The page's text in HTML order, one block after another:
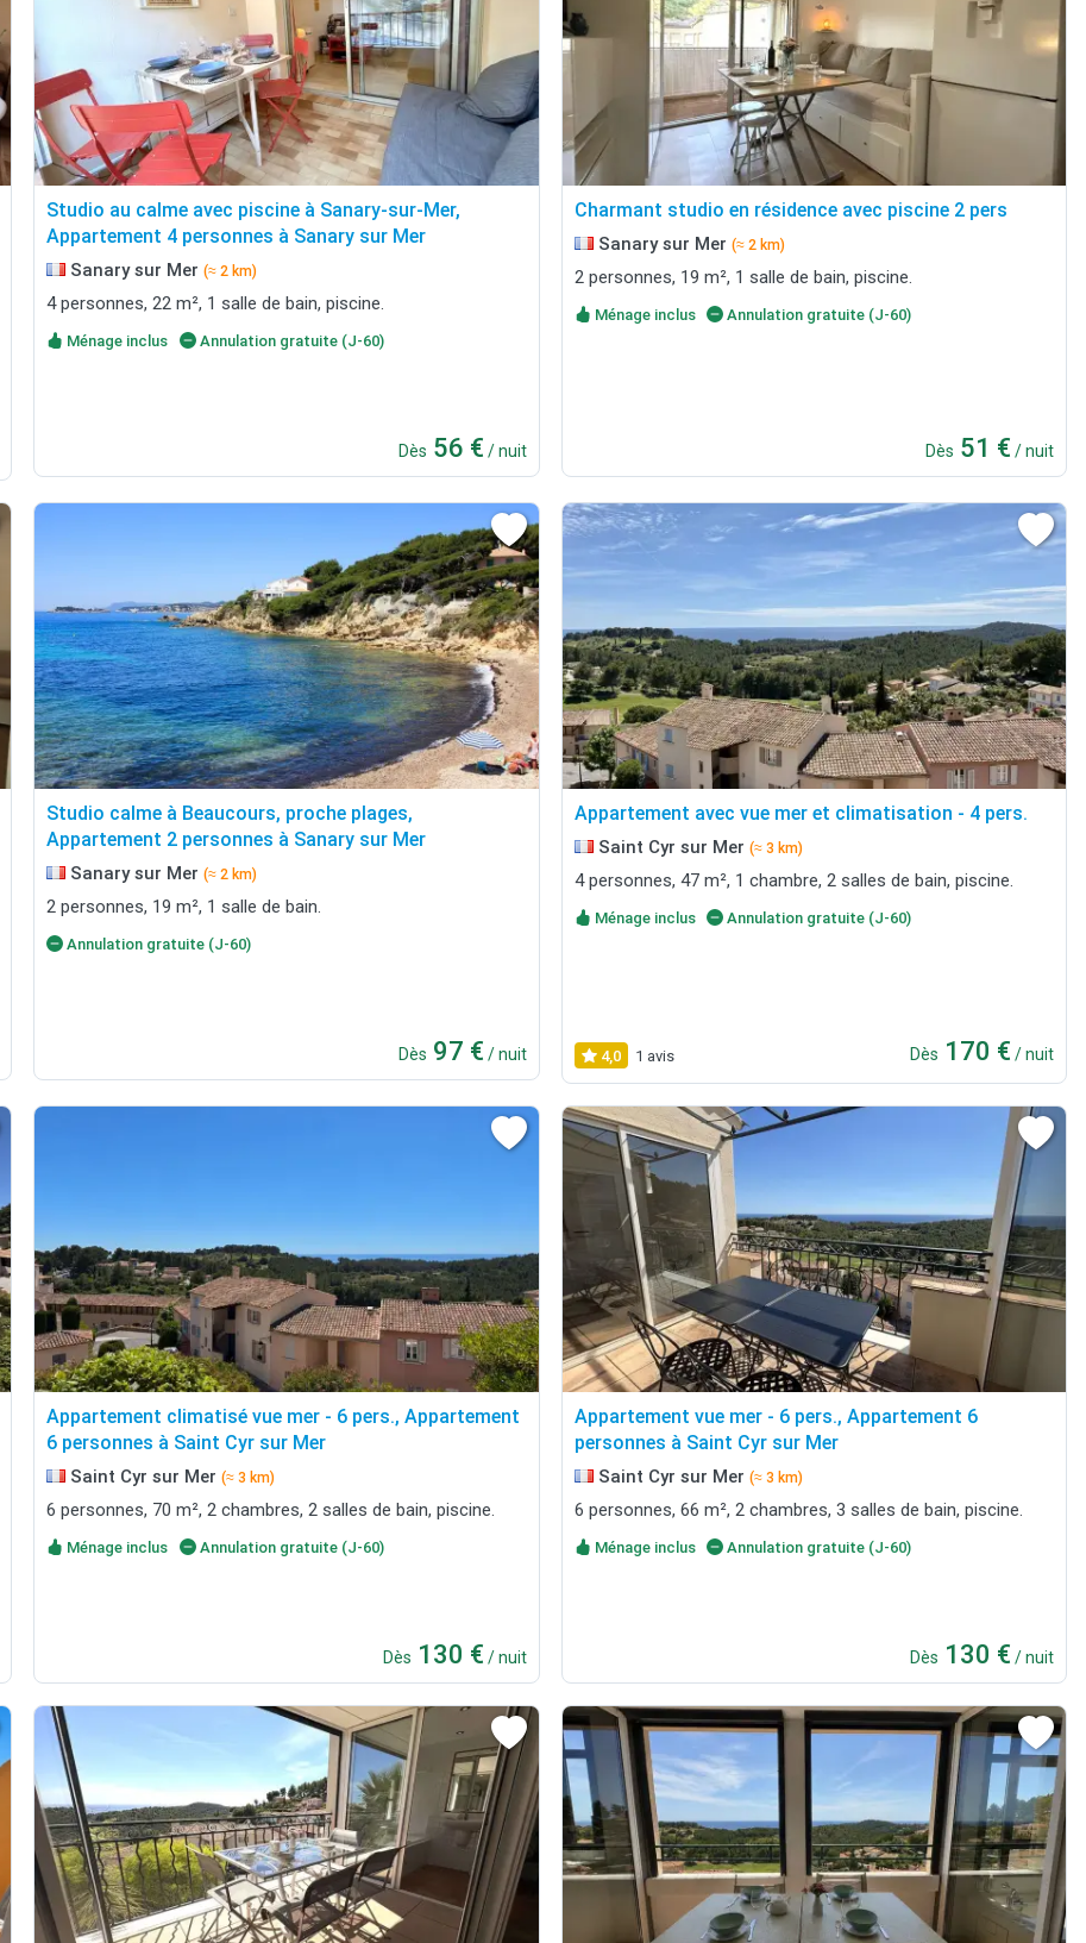
Studio au calme avec piscine à Sanary-sur-Mer,
Appartement 4 personnes à Sanary sur Mer
Sanary sur Mer(≈ 2 km)
4 personnes, 22 m², 1 salle de bain, piscine.
Ménage inclus Annulation gratuite (J-60)
Dès 56 € / nuit
Charmant studio en résidence avec piscine 2 pers
Sanary sur Mer (≈ 2 km)
2 personnes, 19 m², 1 salle de bain, piscine.
Ménage inclus Annulation gratuite (J-60)
Dès 51 € / nuit
Studio calme à Beaucours, proche plages,
Appartement 2 personnes à Sanary sur Mer
Sanary sur Mer(≈ 2 km)
2 personnes, 19 m², 1 salle de bain.
Annulation gratuite (J-60)
Dès 97 € / nuit
Appartement avec vue mer et climatisation - 4 pers.
Saint Cyr sur Mer (≈ 3 km)
4 personnes, 47 m², 1 chambre, 2 salles de bain, piscine.
Ménage inclus Annulation gratuite (J-60)
4,0 1 avis Dès 170 € / nuit
Appartement climatisé vue mer - 6 pers., Appartement
6 personnes à Saint Cyr sur Mer
Saint Cyr sur Mer(≈ 3 km)
6 personnes, 70 m², 2 chambres, 2 salles de bain, piscine.
Ménage inclus Annulation gratuite (J-60)
Dès 130 € / nuit
Appartement vue mer - 6 pers., Appartement 6
personnes à Saint Cyr sur Mer
Saint Cyr sur Mer (≈ 3 km)
6 personnes, 66 m², 2 chambres, 3 salles de bain, piscine.
Ménage inclus Annulation gratuite (J-60)
Dès 130 € / nuit